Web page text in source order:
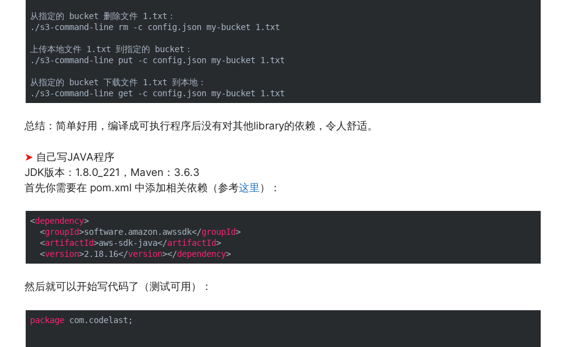
从指定的 bucket 删除文件 1.txt：
./s3-command-line rm -c config.json my-bucket 1.txt
上传本地文件 1.txt 到指定的 bucket：
./s3-command-line put -c config.json my-bucket 1.txt
从指定的 bucket 下载文件 1.txt 到本地：
总结：简单好用，编译成可执行程序后没有对其他library的依赖，令人舒适。
➤ 自己写JAVA程序
JDK版本：1.8.0_221，Maven：3.6.3
首先你需要在 pom.xml 中添加相关依赖（参考这里 ）：
<dependency>
<groupId>software.amazon.awssdk</groupId>
<artifactId>aws-sdk-java</artifactId>
<version>2.18.16</version></dependency>
然后就可以开始写代码了（测试可用）：
package com.codelast;